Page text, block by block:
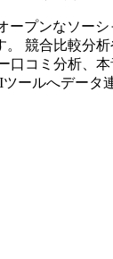
ープンなソ
競合比較分
口コミ分析、
ールへデータ